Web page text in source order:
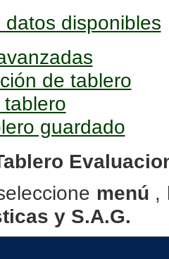
disponibles
de tablero
guardado
menú ,
y S.A.G.